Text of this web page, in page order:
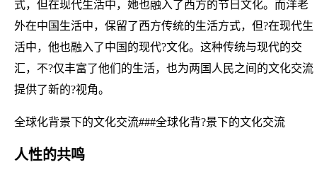
式，但在现代生活中，她也融入了西方的节日文化。而洋老
外在中国生活中，保留了西方传统的生活方式，但?在现代生
活中，他也融入了中国的现代?文化。这种传统与现代的交
汇，不?仅丰富了他们的生活，也为两国人民之间的文化交流
提供了新的?视角。
全球化背景下的文化交流###全球化背?景下的文化交流
人性的共鸣